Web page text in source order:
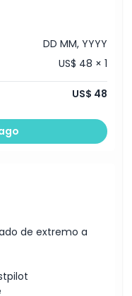
condiciones
DD MM, YYYY
US$ 48 × 1
US$ 48
de extremo a